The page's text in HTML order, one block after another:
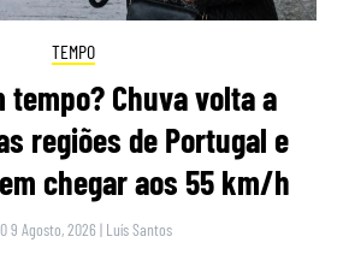
TEMPO
tempo? Chuva volta a
regiões de Portugal e
chegar aos 55 km/h
9 Agosto, 2026 | Luís Santos